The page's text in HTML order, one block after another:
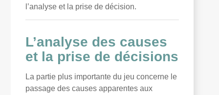
l’analyse et la prise de décision.
L’analyse des causes
et la prise de décisions
La partie plus importante du jeu concerne le
passage des causes apparentes aux